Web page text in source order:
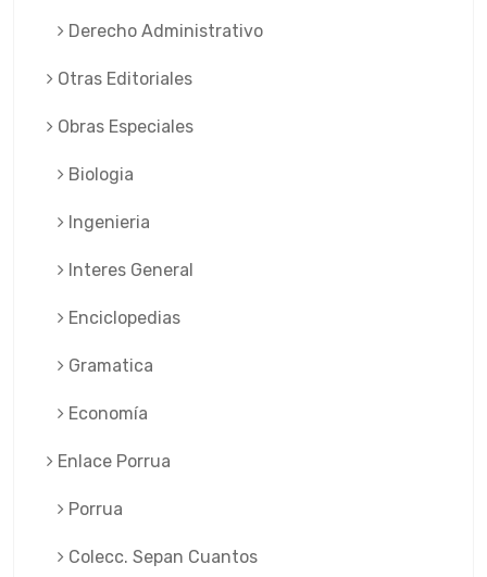
Derecho Administrativo
Otras Editoriales
Obras Especiales
Biologia
Ingenieria
Interes General
Enciclopedias
Gramatica
Economía
Enlace Porrua
Porrua
Colecc. Sepan Cuantos